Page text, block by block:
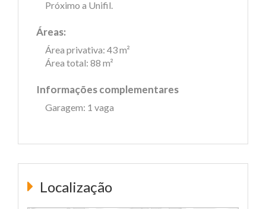
Próximo a Unifil.
Áreas:
Área privativa: 43 m²
Área total: 88 m²
Informações complementares
Garagem: 1 vaga
Localização